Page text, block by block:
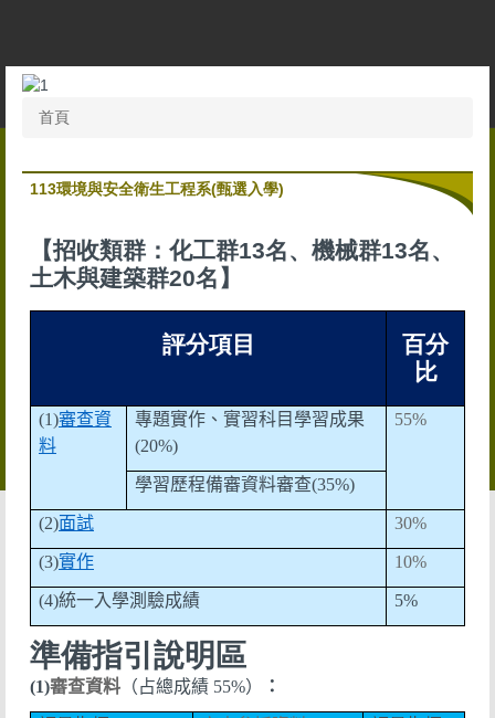
要
首頁
113環境與安全衛生工程系(甄選入學)
【招收類群：化工群13名、機械群13名、
土木與建築群20名】
評分項目
百分
比
(1)審查資
料
專題實作、實習科目學習成果
(20%)
55%
學習歷程備審資料審查(35%)
(2)面試 30%
(3)實作 10%
(4)統一入學測驗成績 5%
準備指引說明區
(1)審查資料 （占總成績 55%） ：